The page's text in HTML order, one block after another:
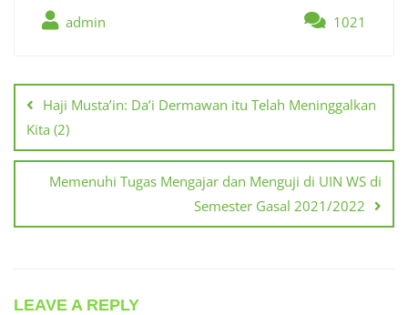
admin 1021
navigation
Haji Musta’in: Da’i Dermawan itu Telah Meninggalkan
Kita (2)
Memenuhi Tugas Mengajar dan Menguji di UIN WS di
Semester Gasal 2021/2022
LEAVE A REPLY